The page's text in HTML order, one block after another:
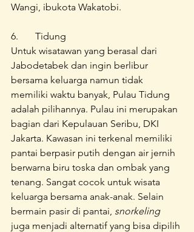
Wangi, ibukota Wakatobi.
6.	Tidung
Untuk wisatawan yang berasal dari
Jabodetabek dan ingin berlibur
bersama keluarga namun tidak
memiliki waktu banyak, Pulau Tidung
adalah pilihannya. Pulau ini merupakan
bagian dari Kepulauan Seribu, DKI
Jakarta. Kawasan ini terkenal memiliki
pantai berpasir putih dengan air jernih
berwarna biru toska dan ombak yang
tenang. Sangat cocok untuk wisata
keluarga bersama anak-anak. Selain
bermain pasir di pantai, snorkeling
juga menjadi alternatif yang bisa dipilih